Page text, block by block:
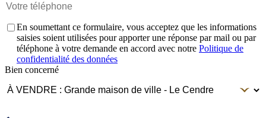
En soumettant ce formulaire, vous acceptez que les informations
saisies soient utilisées pour apporter une réponse par mail ou par
téléphone à votre demande en accord avec notre Politique de
confidentialité des données
Bien concerné